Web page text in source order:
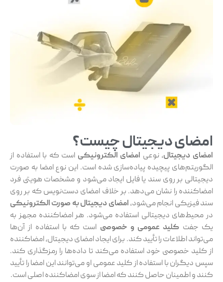
دیجیتال چیست؟
، نوعیامضای الکترونیکیاست که با استفاده از
پیچیده پیاده‌سازی شده است. این نوع امضا به صورت
بر روی سند یا فایل ایجاد می‌شود و مشخصات هویتی فرد
را نشان می‌دهد. بر خلاف امضای دست‌نویس که بر روی
انجام می‌شود،امضای دیجیتال به صورت الکترونیکی
دیجیتالی استفاده می‌شود. هر امضاکننده مجهز به
کلید عمومی و خصوصیاست که با استفاده از آن‌ها
را تأیید کند. برای ایجاد امضای دیجیتال، امضاکننده
خصوصی خود استفاده می‌کند تا داده‌ها را رمزگذاری کند.
با استفاده از کلید عمومی او می‌توانند این امضا را تأیید
حاصل کنند که امضا از سوی امضاکننده اصلی است.